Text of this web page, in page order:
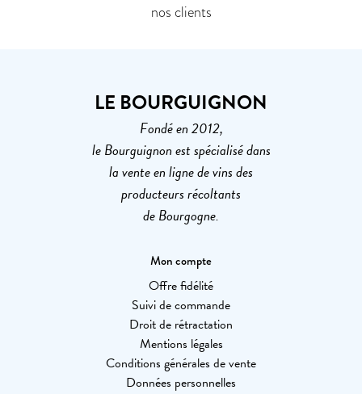
nos clients
LE BOURGUIGNON
Fondé en 2012,
le Bourguignon est spécialisé dans
la vente en ligne de vins des
producteurs récoltants
de Bourgogne.
Mon compte
Offre fidélité
Suivi de commande
Droit de rétractation
Mentions légales
Conditions générales de vente
Données personnelles